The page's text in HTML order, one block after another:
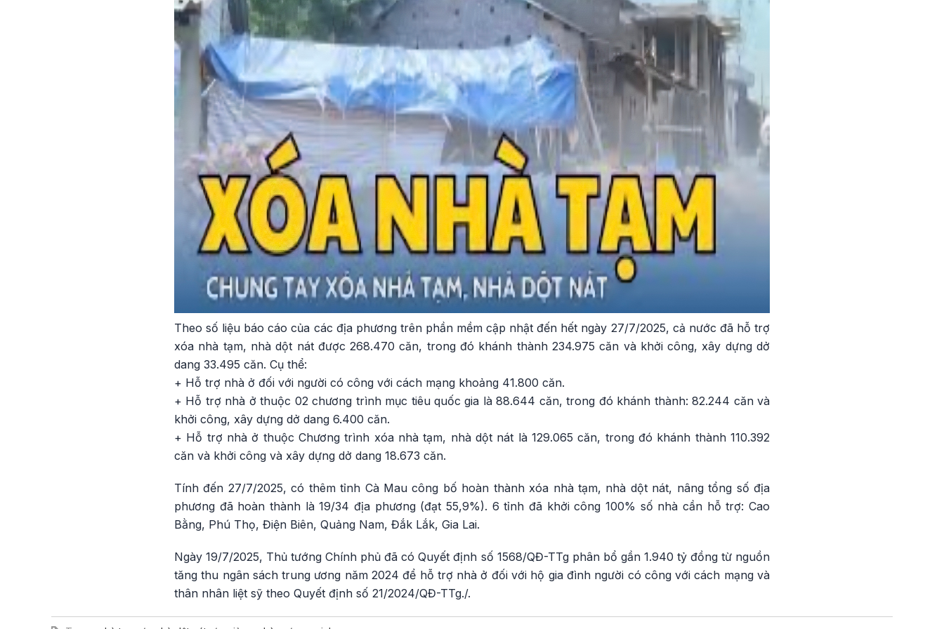
Theo số liệu báo cáo của các địa phương trên phần mềm cập nhật đến hết ngày 27/7/2025, cả nước đã hỗ trợ
xóa nhà tạm, nhà dột nát được 268.470 căn, trong đó khánh thành 234.975 căn và khởi công, xây dựng dở
dang 33.495 căn. Cụ thể:
+ Hỗ trợ nhà ở đối với người có công với cách mạng khoảng 41.800 căn.
+ Hỗ trợ nhà ở thuộc 02 chương trình mục tiêu quốc gia là 88.644 căn, trong đó khánh thành: 82.244 căn và
khởi công, xây dựng dở dang 6.400 căn.
+ Hỗ trợ nhà ở thuộc Chương trình xóa nhà tạm, nhà dột nát là 129.065 căn, trong đó khánh thành 110.392
căn và khởi công và xây dựng dở dang 18.673 căn.
Tính đến 27/7/2025, có thêm tỉnh Cà Mau công bố hoàn thành xóa nhà tạm, nhà dột nát, nâng tổng số địa
phương đã hoàn thành là 19/34 địa phương (đạt 55,9%). 6 tỉnh đã khởi công 100% số nhà cần hỗ trợ: Cao
Bằng, Phú Thọ, Điện Biên, Quảng Nam, Đắk Lắk, Gia Lai.
Ngày 19/7/2025, Thủ tướng Chính phủ đã có Quyết định số 1568/QĐ-TTg phân bổ gần 1.940 tỷ đồng từ nguồn
tăng thu ngân sách trung ương năm 2024 để hỗ trợ nhà ở đối với hộ gia đình người có công với cách mạng và
thân nhân liệt sỹ theo Quyết định số 21/2024/QĐ-TTg./.